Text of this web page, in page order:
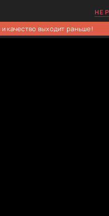
НЕ
качество выходит раньше!